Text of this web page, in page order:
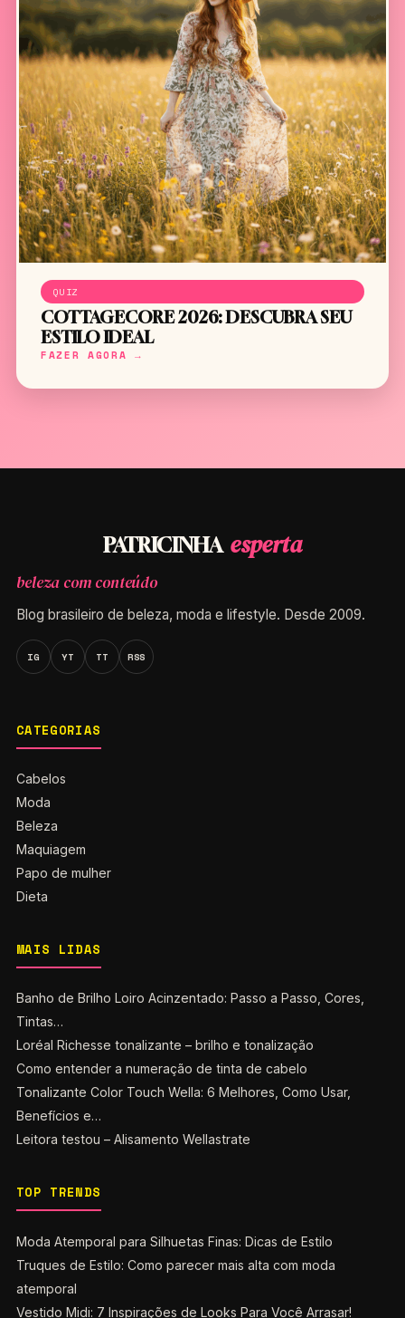
QUIZ
COTTAGECORE 2026: DESCUBRA SEU
ESTILO IDEAL
FAZER AGORA →
PATRICINHA esperta
beleza com conteúdo
Blog brasileiro de beleza, moda e lifestyle. Desde 2009.
IG YT TT RSS
CATEGORIAS
Cabelos
Moda
Beleza
Maquiagem
Papo de mulher
Dieta
MAIS LIDAS
Banho de Brilho Loiro Acinzentado: Passo a Passo, Cores,
Tintas…
Loréal Richesse tonalizante – brilho e tonalização
Como entender a numeração de tinta de cabelo
Tonalizante Color Touch Wella: 6 Melhores, Como Usar,
Benefícios e…
Leitora testou – Alisamento Wellastrate
TOP TRENDS
Moda Atemporal para Silhuetas Finas: Dicas de Estilo
Truques de Estilo: Como parecer mais alta com moda
atemporal
Vestido Midi: 7 Inspirações de Looks Para Você Arrasar!